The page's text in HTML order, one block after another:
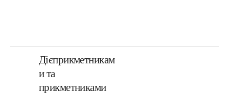
Дієприкметникам
и та
прикметниками